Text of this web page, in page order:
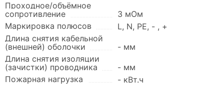
Проходное/объёмное
сопротивление
3 мОм
Маркировка полюсов
L, N, PE, - , +
Длина снятия кабельной
(внешней) оболочки
- мм
Длина снятия изоляции
(зачистки) проводника
- мм
Пожарная нагрузка
- кВт.ч